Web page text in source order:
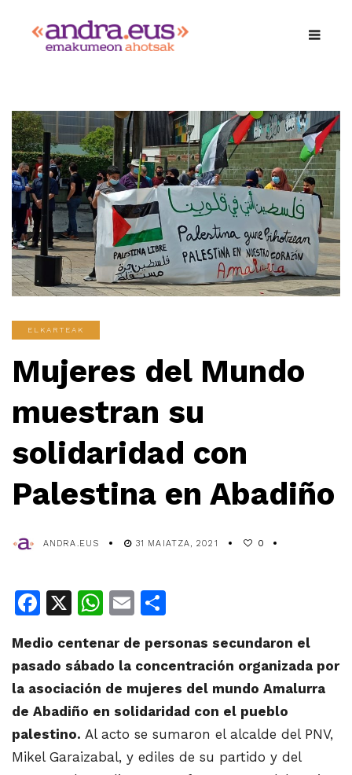
ELKARTEAK
Mujeres del Mundo
muestran su
solidaridad con
Palestina en Abadiño
ANDRA.EUS 31 MAIATZA, 2021 0
Facebook
X WhatsApp
Email
Medio centenar de personas secundaron el
pasado sábado la concentración organizada por
la asociación de mujeres del mundo Amalurra
de Abadiño en solidaridad con el pueblo
palestino. Al acto se sumaron el alcalde del PNV,
Mikel Garaizabal, y ediles de su partido y del